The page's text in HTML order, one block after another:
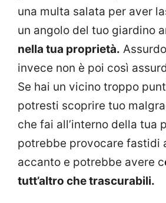
una multa salata per aver
un angolo del tuo giardino
nella tua proprietà.
invece non è poi così
Se hai un vicino troppo
potresti scoprire tuo
che fai all’interno della tua
potrebbe provocare fastidi
accanto e potrebbe avere c
tutt’altro che trascurabili.